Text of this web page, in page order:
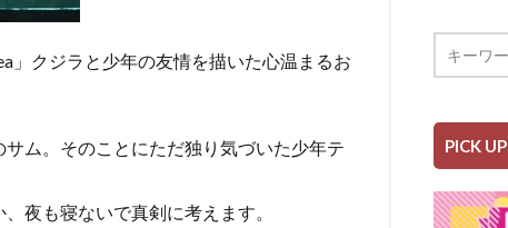
」クジラと少年の友情を描いた心温まるお
ム。そのことにただ独り気づいた少年テ
夜も寝ないで真剣に考えます。
PICK UP